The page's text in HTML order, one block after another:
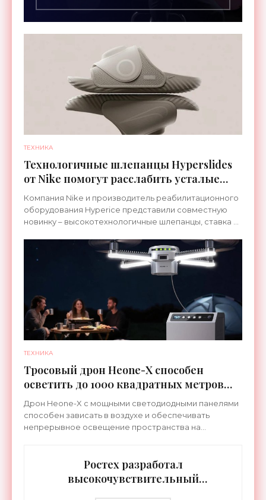
ТЕХНИКА
Технологичные шлепанцы Hyperslides
от Nike помогут расслабить усталые
ноги после тренировки - «Гаджеты»
Компания Nike и производитель реабилитационного
оборудования Hyperice представили совместную
новинку – высокотехнологичные шлепанцы, ставка в
ТЕХНИКА
Тросовый дрон Heone-X способен
осветить до 1000 квадратных метров
земли - «Беспилотники»
Дрон Heone-X с мощными светодиодными панелями
способен зависать в воздухе и обеспечивать
непрерывное освещение пространства на
Ростех разработал
высокочувствительный